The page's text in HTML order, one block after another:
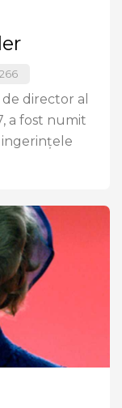
266
director al
a fost numit
ingerințele